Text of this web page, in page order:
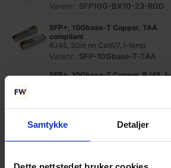
Samtykke Detaljer
Varenr: SFP10G-BX10-23-RGD
SFP+, 10Gbase-T Copper, TAA
compliant
RJ45, 30m on Cat6/7, I-temp
Varenr: SFP-10Gbase-T-TAA
SFP+, 10Gbase-T Copper, RJ45, I-
SFP+, 10Gbase-T Copper
Interface, I-temp